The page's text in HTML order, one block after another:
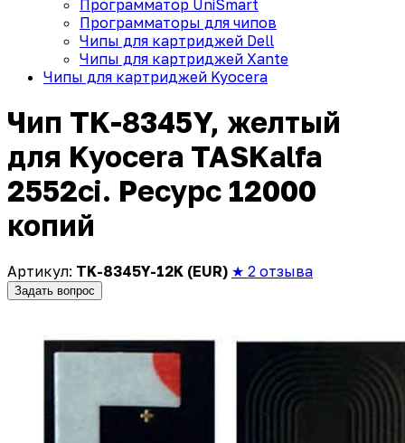
Программатор UniSmart
Программаторы для чипов
Чипы для картриджей Dell
Чипы для картриджей Xante
Чипы для картриджей Kyocera
Чип TK-8345Y, желтый
для Kyocera TASKalfa
2552ci. Ресурс 12000
копий
Артикул: TK-8345Y-12K (EUR) ★ 2 отзыва
Задать вопрос